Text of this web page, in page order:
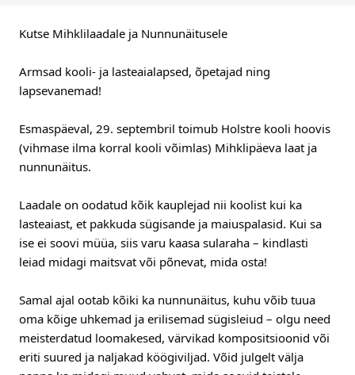
Kutse Mihklilaadale ja Nunnunäitusele
Armsad kooli- ja lasteaialapsed, õpetajad ning
lapsevanemad!
Esmaspäeval, 29. septembril toimub Holstre kooli hoovis
(vihmase ilma korral kooli võimlas) Mihklipäeva laat ja
nunnunäitus.
Laadale on oodatud kõik kauplejad nii koolist kui ka
lasteaiast, et pakkuda sügisande ja maiuspalasid. Kui sa
ise ei soovi müüa, siis varu kaasa sularaha – kindlasti
leiad midagi maitsvat või põnevat, mida osta!
Samal ajal ootab kõiki ka nunnunäitus, kuhu võib tuua
oma kõige uhkemad ja erilisemad sügisleiud – olgu need
meisterdatud loomakesed, värvikad kompositsioonid või
eriti suured ja naljakad köögiviljad. Võid julgelt välja